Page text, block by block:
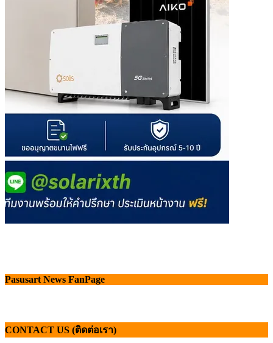
Pasusart News FanPage
CONTACT US (ติดต่อเรา)